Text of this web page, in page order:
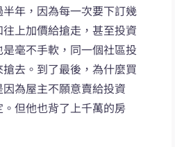
年，因為每一次要下訂幾
上加價給搶走，甚至投資
毫不手軟，同一個社區投
去。到了最後，為什麼買
為屋主不願意賣給投資
但他也背了上千萬的房